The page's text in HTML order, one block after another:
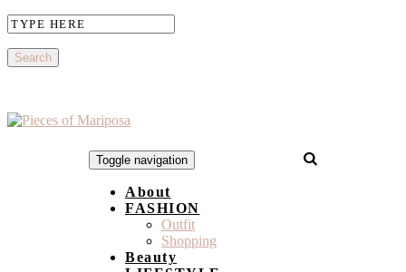
Toggle navigation
About
FASHION
Outfit
Shopping
Beauty